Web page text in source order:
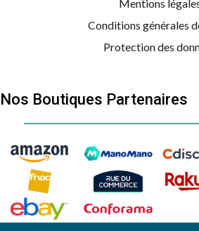
Mentions
Conditions générales
Protection des
Nos Boutiques Partenaires